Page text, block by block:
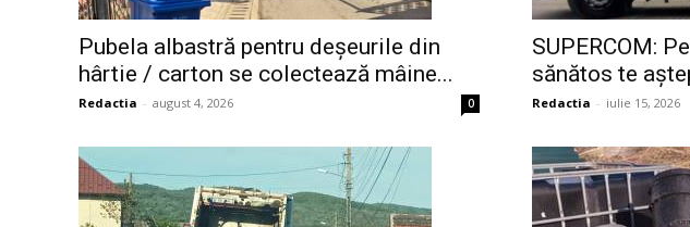
Pubela albastră pentru deșeurile din
hârtie / carton se colectează mâine...
Redactia - august 4, 2026 0
SUPERCOM:
sănătos te
Redactia - iulie 15, 2026